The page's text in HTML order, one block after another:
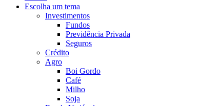
Escolha um tema
Investimentos
Fundos
Previdência Privada
Seguros
Crédito
Agro
Boi Gordo
Café
Milho
Soja